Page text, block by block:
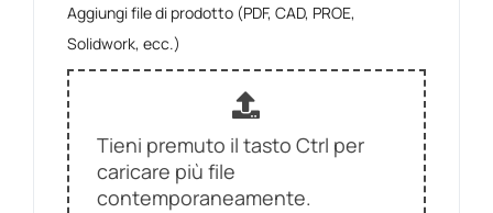
Aggiungi file di prodotto (PDF, CAD, PROE,
Solidwork, ecc.)
Tieni premuto il tasto Ctrl per
caricare più file
contemporaneamente.